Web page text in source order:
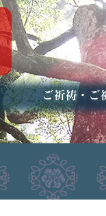
ご祈祷・ご祈
安産祈願
初宮参り
七五三詣
長寿のお祝い
神前結婚式
厄祓い・方位
車のお祓い
地鎮祭
神葬祭（神式